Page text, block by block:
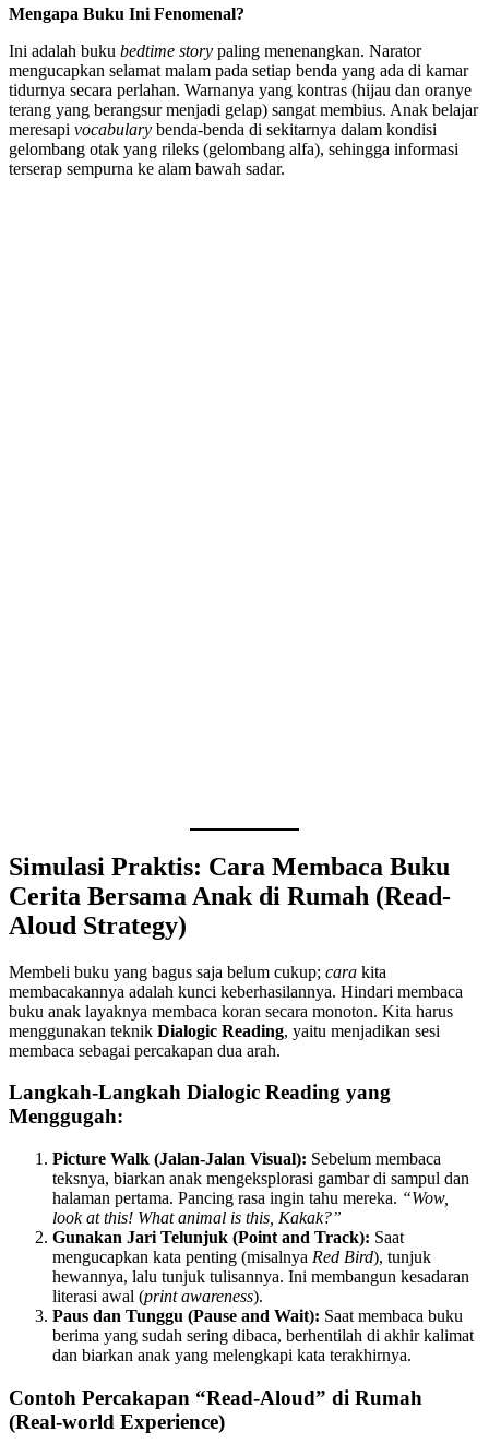
Mengapa Buku Ini Fenomenal?
Ini adalah buku bedtime story paling menenangkan. Narator
mengucapkan selamat malam pada setiap benda yang ada di kamar
tidurnya secara perlahan. Warnanya yang kontras (hijau dan oranye
terang yang berangsur menjadi gelap) sangat membius. Anak belajar
meresapi vocabulary benda-benda di sekitarnya dalam kondisi
gelombang otak yang rileks (gelombang alfa), sehingga informasi
terserap sempurna ke alam bawah sadar.
Simulasi Praktis: Cara Membaca Buku
Cerita Bersama Anak di Rumah (Read-
Aloud Strategy)
Membeli buku yang bagus saja belum cukup; cara kita
membacakannya adalah kunci keberhasilannya. Hindari membaca
buku anak layaknya membaca koran secara monoton. Kita harus
menggunakan teknik Dialogic Reading, yaitu menjadikan sesi
membaca sebagai percakapan dua arah.
Langkah-Langkah Dialogic Reading yang
Menggugah:
Picture Walk (Jalan-Jalan Visual): Sebelum membaca
teksnya, biarkan anak mengeksplorasi gambar di sampul dan
halaman pertama. Pancing rasa ingin tahu mereka. “Wow,
look at this! What animal is this, Kakak?”
Gunakan Jari Telunjuk (Point and Track): Saat
mengucapkan kata penting (misalnya Red Bird), tunjuk
hewannya, lalu tunjuk tulisannya. Ini membangun kesadaran
literasi awal (print awareness).
Paus dan Tunggu (Pause and Wait): Saat membaca buku
berima yang sudah sering dibaca, berhentilah di akhir kalimat
dan biarkan anak yang melengkapi kata terakhirnya.
Contoh Percakapan “Read-Aloud” di Rumah
(Real-world Experience)